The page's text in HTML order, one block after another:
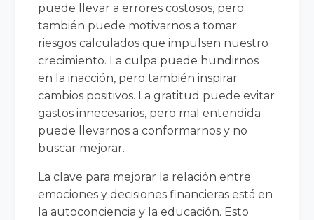
puede llevar a errores costosos, pero
también puede motivarnos a tomar
riesgos calculados que impulsen nuestro
crecimiento. La culpa puede hundirnos
en la inacción, pero también inspirar
cambios positivos. La gratitud puede evitar
gastos innecesarios, pero mal entendida
puede llevarnos a conformarnos y no
buscar mejorar.
La clave para mejorar la relación entre
emociones y decisiones financieras está en
la autoconciencia y la educación. Esto